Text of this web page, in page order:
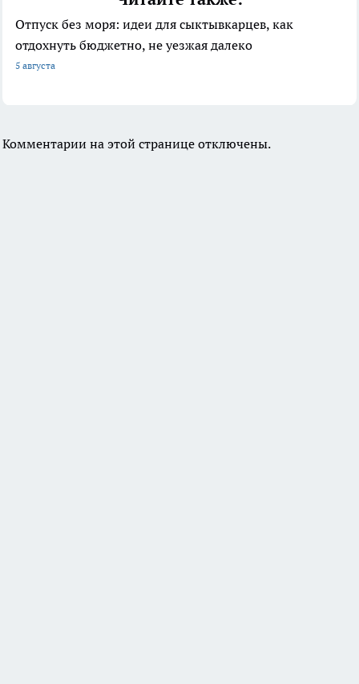
Отпуск без моря: идеи для сыктывкарцев, как
отдохнуть бюджетно, не уезжая далеко
5 августа
Комментарии на этой странице отключены.